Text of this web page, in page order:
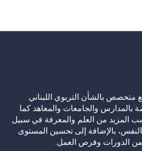
متخصص بالشأن التربوي اللبناني
بالمدارس والجامعات والمعاهد كما
المزيد من العلم والمعرفة في سبيل
بالإضافة إلى تحسين المستوى
من الدورات وفرص العمل.